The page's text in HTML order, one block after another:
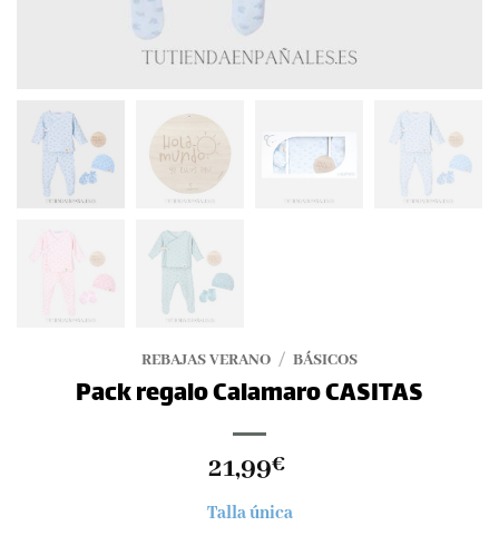
REBAJAS VERANO / BÁSICOS
Pack regalo Calamaro CASITAS
21,99€
Talla única